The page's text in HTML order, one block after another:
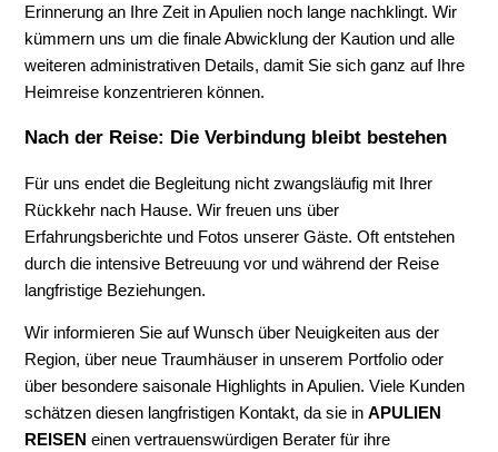
Erinnerung an Ihre Zeit in Apulien noch lange nachklingt. Wir
kümmern uns um die finale Abwicklung der Kaution und alle
weiteren administrativen Details, damit Sie sich ganz auf Ihre
Heimreise konzentrieren können.
Nach der Reise: Die Verbindung bleibt bestehen
Für uns endet die Begleitung nicht zwangsläufig mit Ihrer
Rückkehr nach Hause. Wir freuen uns über
Erfahrungsberichte und Fotos unserer Gäste. Oft entstehen
durch die intensive Betreuung vor und während der Reise
langfristige Beziehungen.
Wir informieren Sie auf Wunsch über Neuigkeiten aus der
Region, über neue Traumhäuser in unserem Portfolio oder
über besondere saisonale Highlights in Apulien. Viele Kunden
schätzen diesen langfristigen Kontakt, da sie inAPULIEN
REISEN einen vertrauenswürdigen Berater für ihre